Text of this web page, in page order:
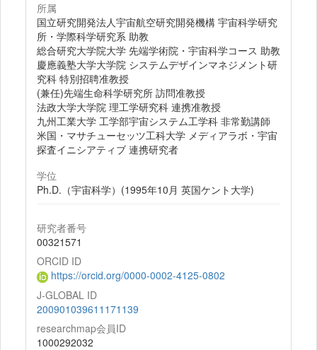
所属
国立研究開発法人宇宙航空研究開発機構 宇宙科学研究
所・学際科学研究系 助教
総合研究大学院大学 先端学術院・宇宙科学コース 助教
慶應義塾大学大学院 システムデザインマネジメント研
究科 特別招聘准教授
(兼任)先端生命科学研究所 訪問准教授
法政大学大学院 理工学研究科 連携准教授
九州工業大学 工学部宇宙システム工学科 非常勤講師
米国・マサチューセッツ工科大学 メディアラボ・宇宙
探査イニシアティブ 連携研究者
学位
Ph.D.（宇宙科学）(1995年10月 英国ケント大学)
研究者番号
00321571
ORCID ID
https://orcid.org/0000-0002-4125-0802
J-GLOBAL ID
200901039611171139
researchmap会員ID
1000292032